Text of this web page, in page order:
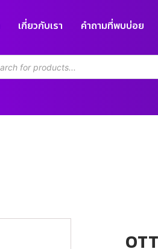
เกี่ยวกับเรา คำถามที่พบบ่อย